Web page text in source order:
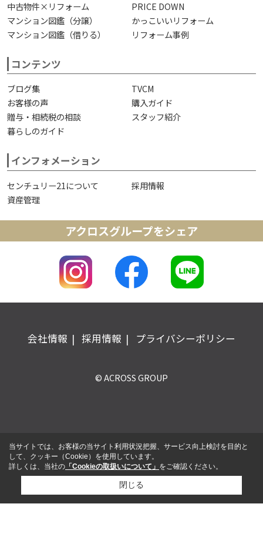
中古物件×リフォーム
PRICE DOWN
マンション図鑑（分譲）
かっこいいリフォーム
マンション図鑑（借りる）
リフォーム事例
コンテンツ
ブログ集
TVCM
お客様の声
購入ガイド
贈与・相続税の相談
スタッフ紹介
暮らしのガイド
インフォメーション
センチュリー21について
採用情報
資産管理
アクロスグループをシェア
会社情報 採用情報 プライバシーポリシー
© ACROSS GROUP
当サイトでは、お客様の当サイト利用状況把握、サービス向上検討を目的と
して、クッキー（Cookie）を使用しています。
詳しくは、当社の 「Cookieの取扱いについて」 をご確認ください。
閉じる